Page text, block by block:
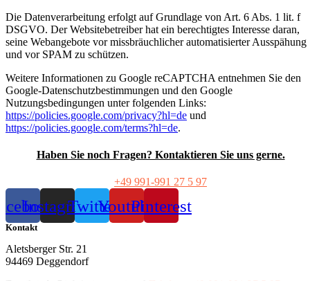
Die Datenverarbeitung erfolgt auf Grundlage von Art. 6 Abs. 1 lit. f
DSGVO. Der Websitebetreiber hat ein berechtigtes Interesse daran,
seine Webangebote vor missbräuchlicher automatisierter Ausspähung
und vor SPAM zu schützen.
Weitere Informationen zu Google reCAPTCHA entnehmen Sie den
Google-Datenschutzbestimmungen und den Google
Nutzungsbedingungen unter folgenden Links:
https://policies.google.com/privacy?hl=de und
https://policies.google.com/terms?hl=de.
Haben Sie noch Fragen? Kontaktieren Sie uns gerne.
+49 991-991 27 5 97
InstagramTwitterYoutubePinterest
Kontakt
Aletsberger Str. 21
94469 Deggendorf